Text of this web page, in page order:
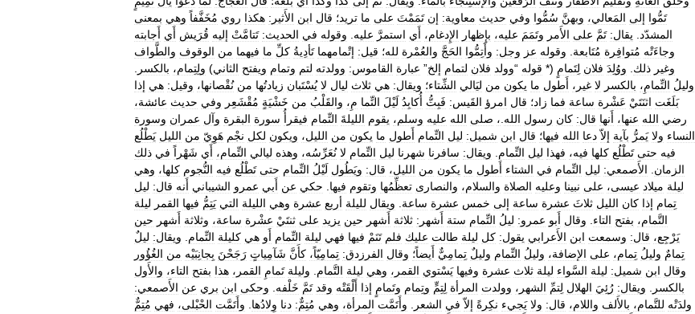
تَمُّوا إلى المَعالي، وبهنَّ سُمُّوا وفي حديث معاوية: إن تَمَمْتَ على ما تريد؛ قال ابن الأَثير: هكذا روي مُخَفَّفاً وهي بمعنى
المشدّد
يقال: تَمَّ على الأَمر وتَمَمَ عليه، بإِظهار الإِدغام، أَي استمرَّ عليه وقوله في الحديث: تَتامَّتْ إليه قُرَيش أَي أَجابته
وجاءَتْه مُتوافِرة مُتَابعة وقوله عز وجل: وأَتِمُّوا الحَجَّ والعُمْرة لله؛ قيل: إتْمامهما تَأدِيةُ كلِّ ما فيهما من الوقوف والطَّواف
وغير ذلك ووُلِدَ فلان لِتَمامٍ (* قوله “وولد فلان لتمام إلخ” عبارة القاموس: وولدته لتم وتمام ويفتح الثاني) ولِتِمام، بالكسر
وليلُ التِّمامِ، بالكسر لا غير، أَطول ما يكون من ليَالي الشِّتاء؛ ويقال: هي ثلاث ليال لا يُسْتَبان زيادتُها من نُقْصانها، وقيل: هي إذا
بَلَغَت اثنَتَيْ عَشْرة ساعة فما زاد؛ قال امرؤ القَيس: فَبِتُّ أُكابِدُ لَيْلَ التِّما مِ، والقَلْبُ من خَشْيَةٍ مُقْشَعِر وفي حديث عائشة،
رضي الله عنها، أَنها قال: كان رسول الله ، صلى الله عليه وسلم، يقوم الليلةَ التِّمام فيقرأُ سورة البقرة وآل عمران وسورة
النساء ولا يَمرُّ بآية إلاّ دعا الله فيها؛ قال ابن شميل: ليل التِّمام أَطول ما يكون من الليل، ويكون لكل نجْم هَوِيّ من الليل يَطْلُع
فيه حتى تَطْلُع كلها فيه، فهذا ليل التِّمام ويقال: سافرنا شهرنا ليل التِّمام لا نُعَرِّسُه، وهذه ليالي التِّمام، أَي شَهْراً في ذلك
الزمان
الأَصمعي: ليل التِّمام في الشتاء أَطول ما يكون من الليل، قال: ويَطُول لَيْلُ التِّمام حتى تَطْلُع فيه النُّجوم كلها، وهي
ليلة ميلاد عيسى، على نبينا وعليه الصلاة والسلام، والنصارى تعظِّمُها وتقوم فيها حكي عن أَبي عمرو الشيباني أَنه قال: ليل
تِمام إذا كان الليل ثلاثَ عشرة ساعة إلى خمس عشرة ساعة ويقال لليلة أربع عشرة وهي الليلة التي يَتِمُّ فيها القمر ليلة
التَّمام، بفتح التاء وقال أَبو عمرو: ليلُ التِّمام ستة أَشهر: ثلاثة أَشهر حين يزيد على ثنتَيْ عشْرة ساعة، وثلاثة أَشهر حين
يَرْجِع، قال: وسمعت ابن الأَعرابي يقول: كل ليلة طالت عليك فلم تَنَمْ فيها فهي ليلة التِّمام أَو هي كليلة التِّمام ويقال: ليلٌ
تِمامٌ وليلُ تِمام، على الإضافة، وليلُ التِّمام وليلٌ تِمامِيٌّ أَيضاً؛ وقال الفرزدق: تِمامِيّاً، كأَنَّ شَآمِياتٍ رَجَحْنَ بِجانِبَيْه من الغُؤُور
وقال ابن شميل: ليلة السَّواء ليلة ثلاث عشرة وفيها يَسْتوي القمر، وهي ليلة التَّمام وليلة تَمامِ القمر، هذا بفتح التاء، والأَول
بالكسر
ويقال: رُئِيَ الهلال لِتمِّ الشهر، وولدت المرأة لِتِمٍّ وتِمام وتَمامٍ إذا أَلْقَتْه وقد تَمَّ خَلْفه وحكى ابن بري عن الأَصمعي:
ولدَتْه للتَّمام، بالأَلف واللام، قال: ولا يَجيء نكِرةً إلاّ في الشعر وأَتَمَّت المرأة، وهي مُتِمٌّ: دنا وِلادُها وأَتَمَّت الحْبْلى، فهي مُتِمٌّ